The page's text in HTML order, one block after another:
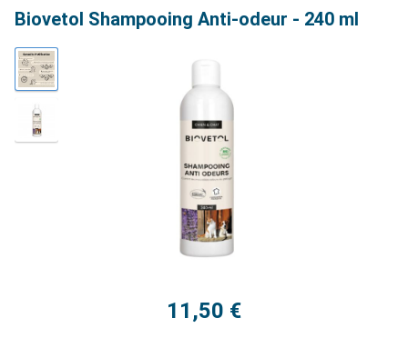
Biovetol Shampooing Anti-odeur - 240 ml
11,50 €